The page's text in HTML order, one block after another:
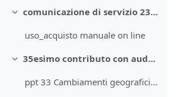
Minimizza
comunicazione di servizio 23 aprile - disponibilità manuale on line
uso_acquisto manuale on line
Minimizza
35esimo contributo con audio. Cambiamenti geografici per l'industria e i servizi 1
ppt 33 Cambiamenti geografici per l'industria e i servizi parte 1